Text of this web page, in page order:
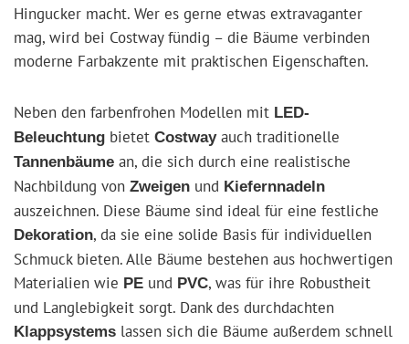
Hingucker macht. Wer es gerne etwas extravaganter
mag, wird bei Costway fündig – die Bäume verbinden
moderne Farbakzente mit praktischen Eigenschaften.
Neben den farbenfrohen Modellen mit LED-
Beleuchtung bietet Costwayauch traditionelle
Tannenbäume an, die sich durch eine realistische
Nachbildung von Zweigen und Kiefernnadeln
auszeichnen. Diese Bäume sind ideal für eine festliche
Dekoration, da sie eine solide Basis für individuellen
Schmuck bieten. Alle Bäume bestehen aus hochwertigen
Materialien wie PE und PVC, was für ihre Robustheit
und Langlebigkeit sorgt. Dank des durchdachten
Klappsystems lassen sich die Bäume außerdem schnell